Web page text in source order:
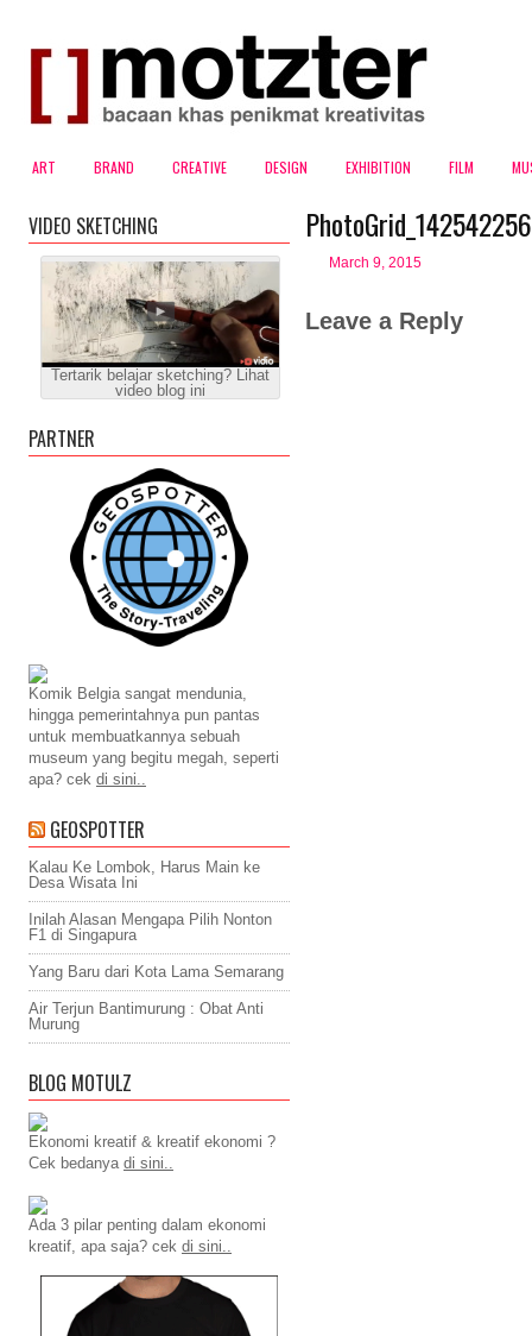
ART BRAND CREATIVE DESIGN EXHIBITION FILM
March 9, 2015
Leave a Reply
VIDEO SKETCHING
Tertarik belajar sketching? Lihat
video blog ini
PARTNER
Komik Belgia sangat mendunia,
hingga pemerintahnya pun pantas
untuk membuatkannya sebuah
museum yang begitu megah, seperti
apa? cek di sini..
GEOSPOTTER
Kalau Ke Lombok, Harus Main ke
Desa Wisata Ini
Inilah Alasan Mengapa Pilih Nonton
F1 di Singapura
Yang Baru dari Kota Lama Semarang
Air Terjun Bantimurung : Obat Anti
Murung
BLOG MOTULZ
Ekonomi kreatif & kreatif ekonomi ?
Cek bedanya di sini..
Ada 3 pilar penting dalam ekonomi
kreatif, apa saja? cek di sini..